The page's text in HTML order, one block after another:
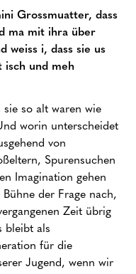
Grossmuatter, dass
ma mit ihra über
weiss i, dass sie us
isch und meh
so alt waren wie
worin unterscheidet
von
Spurensuchen
Imagination gehen
der Frage nach,
Zeit übrig
bleibt als
für die
Jugend, wenn wir